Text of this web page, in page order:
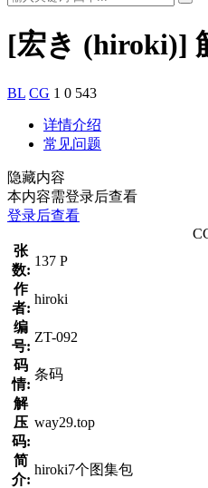
[宏き (hiroki)]
BL CG 1 0 543
详情介绍
常见问题
隐藏内容
本内容需登录后查看
登录后查看
张
数:
137 P
作
者:
hiroki
编
号:
ZT-092
码
情:
条码
解
压
码:
way29.top
简
介:
hiroki7个图集包